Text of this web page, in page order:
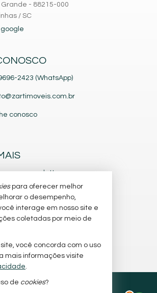
Grande - 88215-000
/ SC
2423 (WhatsApp)
conosco
nosso newsletter
financeiros
seu imóvel
favoritos
imóveis
J Política de Privacidade
para oferecer melhor
o desempenho,
interage em nosso site e
coletadas por meio de
você concorda com o uso
mais informações visite
.
de cookies?